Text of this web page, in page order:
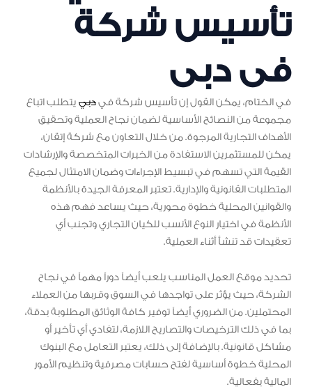
تأسيس شركة
فى دبى
في الختام، يمكن القول إن تأسيس شركة فيدبي يتطلب اتباع
مجموعة من النصائح الأساسية لضمان نجاح العملية وتحقيق
الأهداف التجارية المرجوة. من خلال التعاون مع شركة إتقان،
يمكن للمستثمرين الاستفادة من الخبرات المتخصصة والإرشادات
القيمة التي تسهم في تبسيط الإجراءات وضمان الامتثال لجميع
المتطلبات القانونية والإدارية. تعتبر المعرفة الجيدة بالأنظمة
والقوانين المحلية خطوة محورية، حيث يساعد فهم هذه
الأنظمة في اختيار النوع الأنسب للكيان التجاري وتجنب أي
تعقيدات قد تنشأ أثناء العملية.
تحديد موقع العمل المناسب يلعب أيضاً دوراً مهماً في نجاح
الشركة، حيث يؤثر على تواجدها في السوق وقربها من العملاء
المحتملين. من الضروري أيضاً توفير كافة الوثائق المطلوبة بدقة،
بما في ذلك الترخيصات والتصاريح اللازمة، لتفادي أي تأخير أو
مشاكل قانونية. بالإضافة إلى ذلك، يعتبر التعامل مع البنوك
المحلية خطوة أساسية لفتح حسابات مصرفية وتنظيم الأمور
المالية بفعالية.